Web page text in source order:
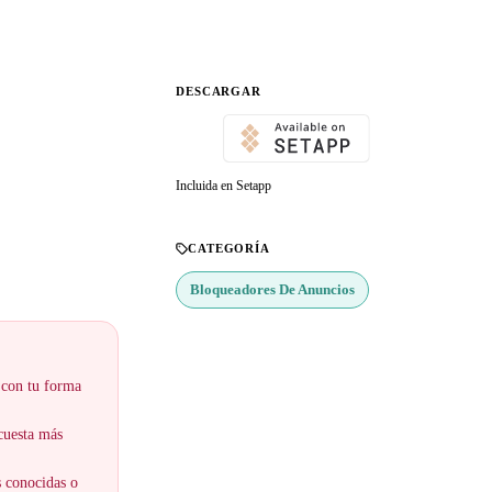
con tu forma
más
conocidas o
DESCARGAR
Incluida en Setapp
CATEGORÍA
Bloqueadores De Anuncios